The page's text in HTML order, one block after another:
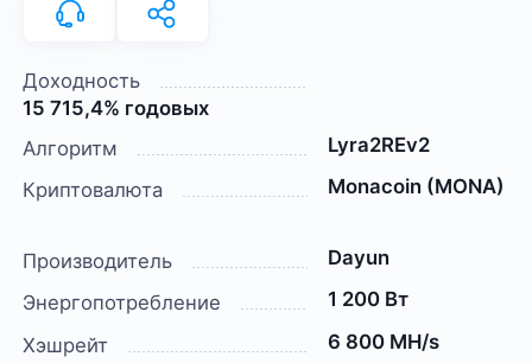
Доходность
15 715,4% годовых
Алгоритм
Lyra2REv2
Криптовалюта
Monacoin (MONA)
Производитель
Dayun
Энергопотребление
1 200 Вт
Хэшрейт
6 800 MH/s